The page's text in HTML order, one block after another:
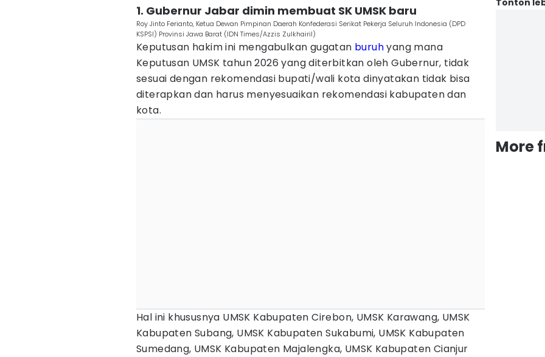
1. Gubernur Jabar dimin membuat SK UMSK baru
Roy Jinto Ferianto, Ketua Dewan Pimpinan Daerah Konfederasi Serikat Pekerja Seluruh Indonesia (DPD
KSPSI) Provinsi Jawa Barat (IDN Times/Azzis Zulkhairil)
Keputusan hakim ini mengabulkan gugatan buruhyang mana
Keputusan UMSK tahun 2026 yang diterbitkan oleh Gubernur, tidak
sesuai dengan rekomendasi bupati/wali kota dinyatakan tidak bisa
diterapkan dan harus menyesuaikan rekomendasi kabupaten dan
kota.
Hal ini khususnya UMSK Kabupaten Cirebon, UMSK Karawang, UMSK
Kabupaten Subang, UMSK Kabupaten Sukabumi, UMSK Kabupaten
Sumedang, UMSK Kabupaten Majalengka, UMSK Kabupaten Cianjur
More